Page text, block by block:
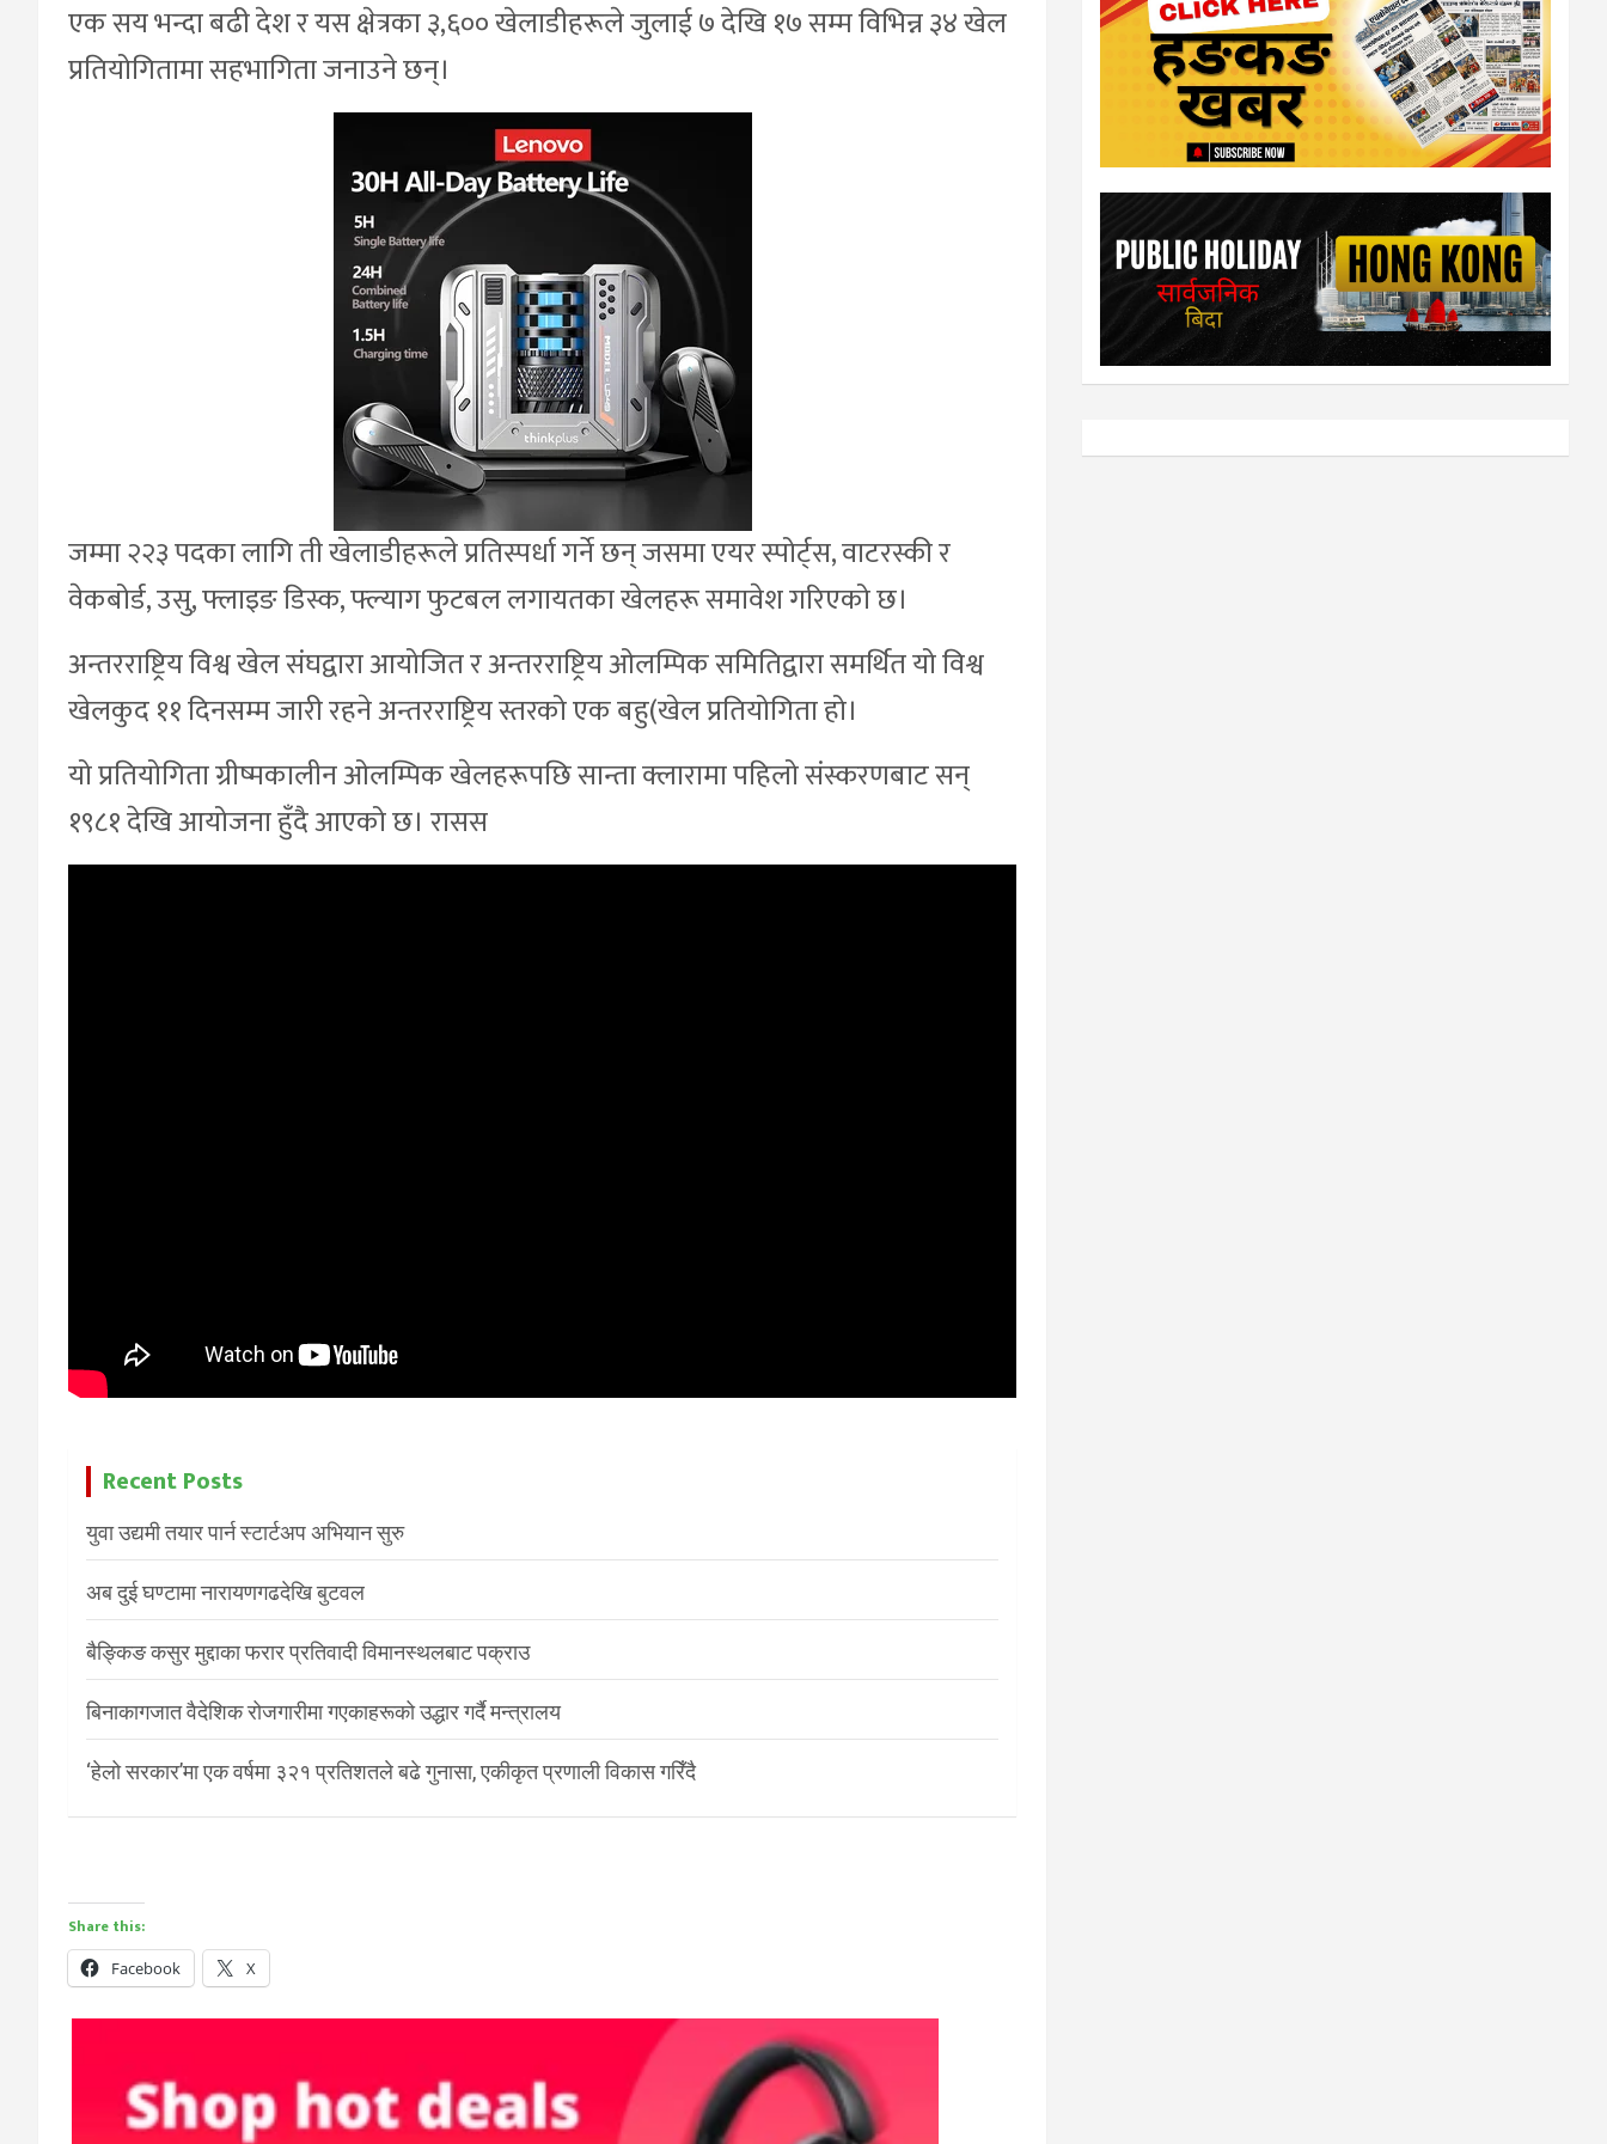
एक सय भन्दा बढी देश र यस क्षेत्रका ३,६०० खेलाडीहरूले जुलाई ७ देखि १७ सम्म विभिन्न ३४ खेल
प्रतियोगितामा सहभागिता जनाउने छन्।
जम्मा २२३ पदका लागि ती खेलाडीहरूले प्रतिस्पर्धा गर्ने छन् जसमा एयर स्पोर्ट्स, वाटरस्की र
वेकबोर्ड, उसु, फ्लाइङ डिस्क, फ्ल्याग फुटबल लगायतका खेलहरू समावेश गरिएको छ।
अन्तरराष्ट्रिय विश्व खेल संघद्वारा आयोजित र अन्तरराष्ट्रिय ओलम्पिक समितिद्वारा समर्थित यो विश्व
खेलकुद ११ दिनसम्म जारी रहने अन्तरराष्ट्रिय स्तरको एक बहु(खेल प्रतियोगिता हो।
यो प्रतियोगिता ग्रीष्मकालीन ओलम्पिक खेलहरूपछि सान्ता क्लारामा पहिलो संस्करणबाट सन्
१९८१ देखि आयोजना हुँदै आएको छ। रासस
Recent Posts
युवा उद्यमी तयार पार्न स्टार्टअप अभियान सुरु
अब दुई घण्टामा नारायणगढदेखि बुटवल
बैङ्किङ कसुर मुद्दाका फरार प्रतिवादी विमानस्थलबाट पक्राउ
बिनाकागजात वैदेशिक रोजगारीमा गएकाहरूको उद्धार गर्दै मन्त्रालय
‘हेलो सरकार’मा एक वर्षमा ३२१ प्रतिशतले बढे गुनासा, एकीकृत प्रणाली विकास गरिँदै
Share this:
Facebook X